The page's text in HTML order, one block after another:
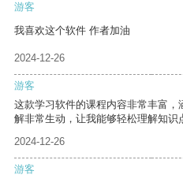
游客
我喜欢这个软件 作者加油
2024-12-26
游客
这款学习软件的课程内容非常丰富
解非常生动，让我能够轻松理解知识
2024-12-26
游客